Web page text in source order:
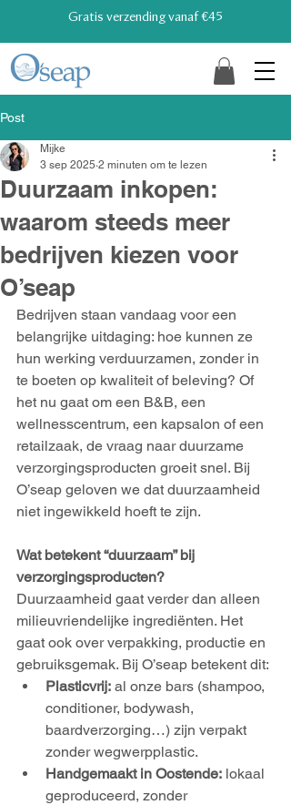
Gratis verzending vanaf €45
Post
Duurzaam inkopen:
waarom steeds meer
bedrijven kiezen voor
O’seap
Mijke
3 sep 2025 2 minuten om te lezen
Bedrijven staan vandaag voor een
belangrijke uitdaging: hoe kunnen ze
hun werking verduurzamen, zonder in
te boeten op kwaliteit of beleving? Of
het nu gaat om een B&B, een
wellnesscentrum, een kapsalon of een
retailzaak, de vraag naar duurzame
verzorgingsproducten groeit snel. Bij
O’seap geloven we dat duurzaamheid
niet ingewikkeld hoeft te zijn.
Wat betekent “duurzaam” bij
verzorgingsproducten?
Duurzaamheid gaat verder dan alleen
milieuvriendelijke ingrediënten. Het
gaat ook over verpakking, productie en
gebruiksgemak. Bij O’seap betekent dit:
Plasticvrij: al onze bars (shampoo,
conditioner, bodywash,
baardverzorging…) zijn verpakt
zonder wegwerpplastic.
Handgemaakt in Oostende: lokaal
geproduceerd, zonder